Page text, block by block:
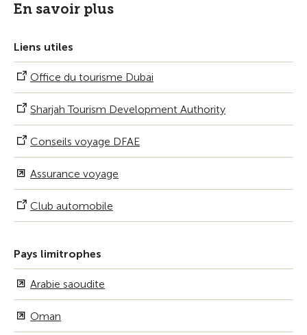
En savoir plus
Liens utiles
Office du tourisme Dubai
Sharjah Tourism Development Authority
Conseils voyage DFAE
Assurance voyage
Club automobile
Pays limitrophes
Arabie saoudite
Oman